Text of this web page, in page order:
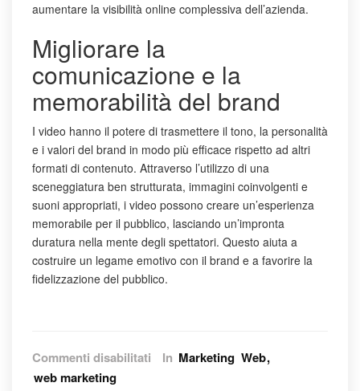
aumentare la visibilità online complessiva dell’azienda.
Migliorare la
comunicazione e la
memorabilità del brand
I video hanno il potere di trasmettere il tono, la personalità
e i valori del brand in modo più efficace rispetto ad altri
formati di contenuto. Attraverso l’utilizzo di una
sceneggiatura ben strutturata, immagini coinvolgenti e
suoni appropriati, i video possono creare un’esperienza
memorabile per il pubblico, lasciando un’impronta
duratura nella mente degli spettatori. Questo aiuta a
costruire un legame emotivo con il brand e a favorire la
fidelizzazione del pubblico.
Commenti disabilitati suIn Marketing Web
web marketing